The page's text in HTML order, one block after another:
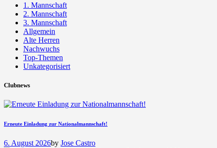
1. Mannschaft
2. Mannschaft
3. Mannschaft
Allgemein
Alte Herren
Nachwuchs
Top-Themen
Unkategorisiert
Clubnews
Erneute Einladung zur Nationalmannschaft!
6. August 2026by Jose Castro